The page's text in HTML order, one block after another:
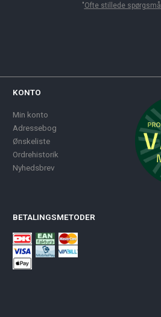
"Ofte stillede spørgsmål
KONTO
Min konto
Adressebog
Ønskeliste
Ordrehistorik
Nyhedsbrev
BETALINGSMETODER